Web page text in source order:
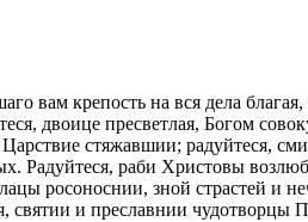
вам крепость на вся дела
двоице пресветлая, Богом
Царствие стяжавшии; радуйтеся,
Радуйтеся, раби Христовы
росоноснии, зной страстей и
святии и преславнии чудотворцы